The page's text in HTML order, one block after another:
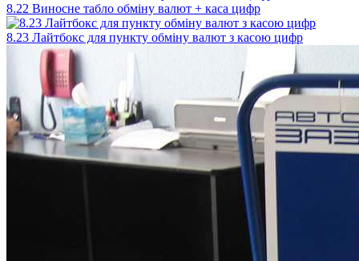
8.22 Виносне табло обміну валют + каса цифр
8.23 Лайтбокс для пункту обміну валют з касою цифр